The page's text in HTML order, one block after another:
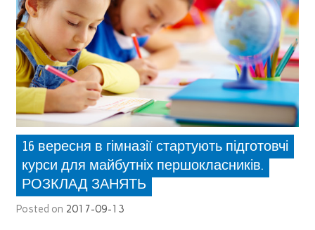
16 вересня в гімназії стартують підготовчі
курси для майбутніх першокласників.
РОЗКЛАД ЗАНЯТЬ
Posted on 2017-09-13